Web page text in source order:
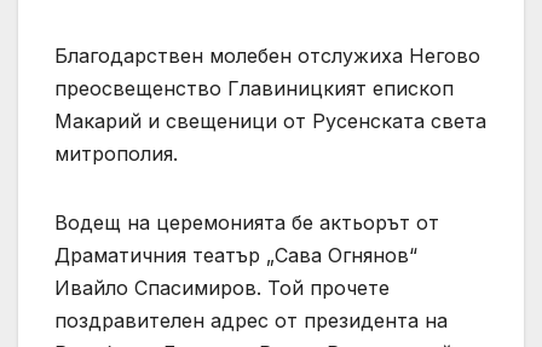
Благодарствен молебен отслужиха Негово
преосвещенство Главиницкият епископ
Макарий и свещеници от Русенската света
митрополия.
Водещ на церемонията бе актьорът от
Драматичния театър „Сава Огнянов“
Ивайло Спасимиров. Той прочете
поздравителен адрес от президента на